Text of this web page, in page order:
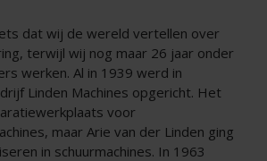
dat wij de wereld vertellen over
terwijl wij nog maar 26 jaar onder
werken. Al in 1939 werd in
Linden Machines opgericht. Het
voor
maar Arie van der Linden ging
in schuurmachines. In 1963